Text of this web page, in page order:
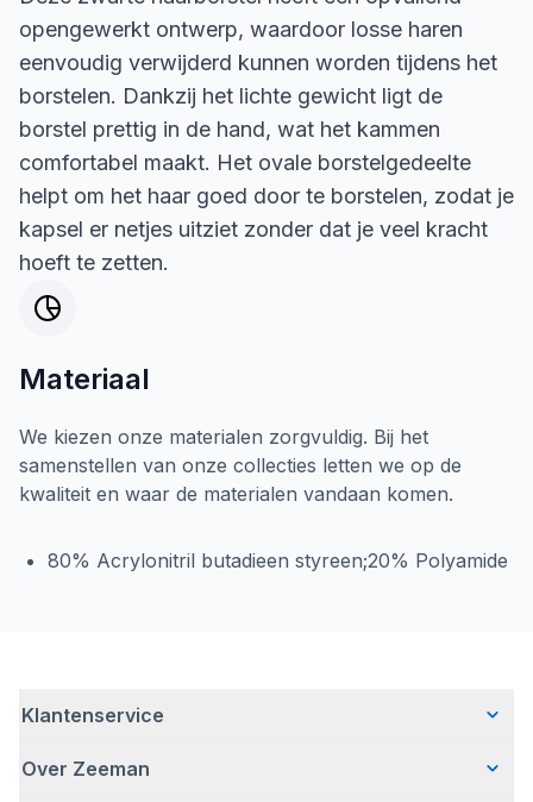
opengewerkt ontwerp, waardoor losse haren
eenvoudig verwijderd kunnen worden tijdens het
borstelen. Dankzij het lichte gewicht ligt de
borstel prettig in de hand, wat het kammen
comfortabel maakt. Het ovale borstelgedeelte
helpt om het haar goed door te borstelen, zodat je
kapsel er netjes uitziet zonder dat je veel kracht
hoeft te zetten.
Materiaal
We kiezen onze materialen zorgvuldig. Bij het
samenstellen van onze collecties letten we op de
kwaliteit en waar de materialen vandaan komen.
80% Acrylonitril butadieen styreen;20% Polyamide
Klantenservice
Veelgestelde vragen
Over Zeeman